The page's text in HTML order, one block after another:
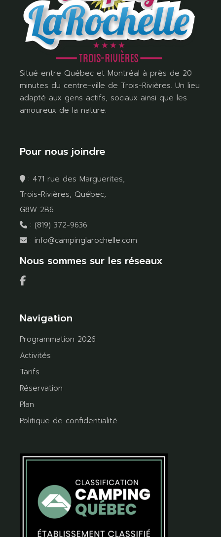
Situé entre Québec et Montréal à près de 20
minutes du centre-ville de Trois-Rivières. Un lieu
adapté aux gens actifs, sociaux ainsi que les
amoureux de la nature.
Pour nous joindre
: 471 rue des Marguerites,
Trois-Rivières, Québec,
G8W 2B6
:(819) 372-9636
:info@campinglarochelle.com
Nous sommes sur les réseaux
Navigation
Programmation 2026
Activités
Tarifs
Réservation
Plan
Politique de confidentialité